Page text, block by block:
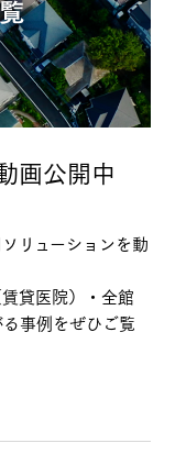
画公開中
リューションを動
貸医院）・全館
事例をぜひご覧